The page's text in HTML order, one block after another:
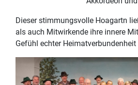
Dieser stimmungsvolle Hoagartn
als auch Mitwirkende ihre innere
Gefühl echter Heimatverbundenheit